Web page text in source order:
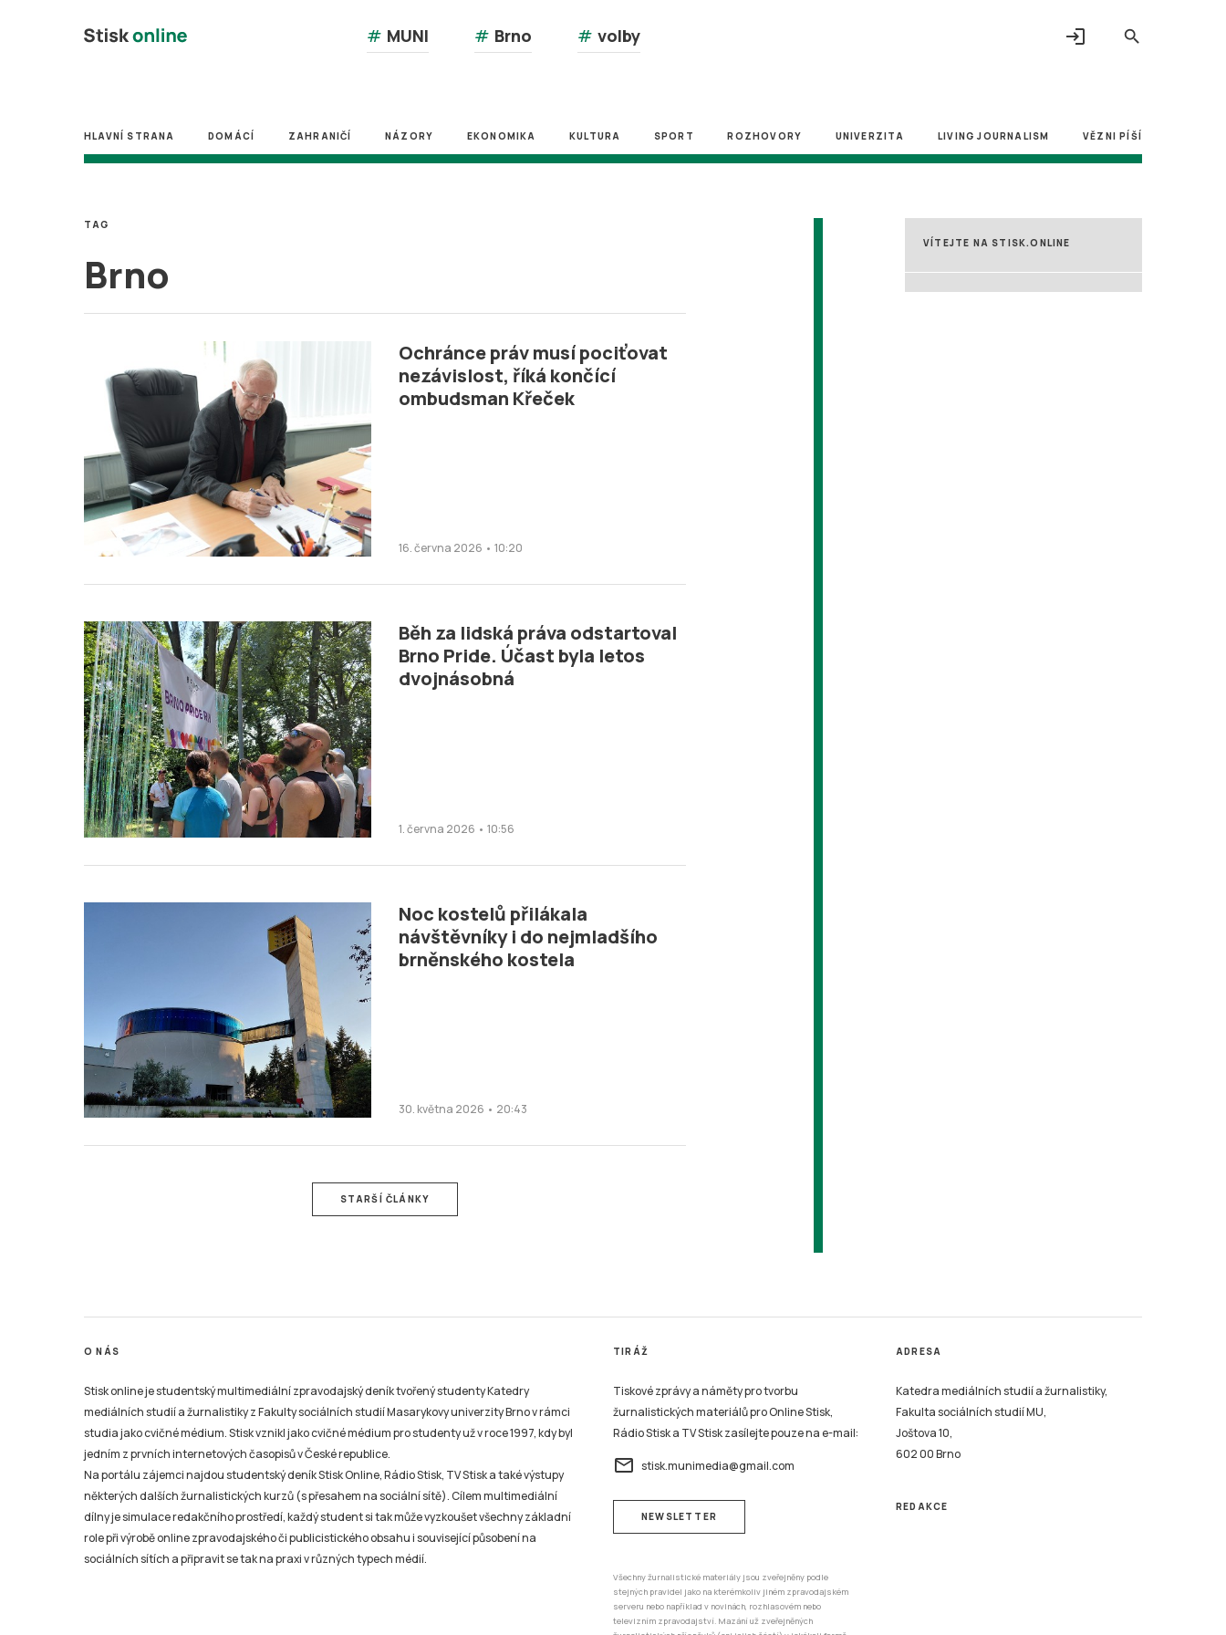
search
# MUNI # Brno # volby login
HLAVNÍ STRANA DOMÁCÍ ZAHRANIČÍ NÁZORY EKONOMIKA KULTURA SPORT ROZHOVORY UNIVERZITA LIVING JOURNALISM VĚZNI PÍŠÍ
Brno
TAG
Ochránce práv musí pociťovat
nezávislost, říká končící
ombudsman Křeček
16. června 2026 • 10:20
Běh za lidská práva odstartoval
Brno Pride. Účast byla letos
dvojnásobná
1. června 2026 • 10:56
Noc kostelů přilákala
návštěvníky i do nejmladšího
brněnského kostela
30. května 2026 • 20:43
STARŠÍ ČLÁNKY
VÍTEJTE NA STISK.ONLINE
O NÁS
Stisk online je studentský multimediální zpravodajský deník tvořený studenty Katedry
mediálních studií a žurnalistiky z Fakulty sociálních studií Masarykovy univerzity Brno v rámci
studia jako cvičné médium. Stisk vznikl jako cvičné médium pro studenty už v roce 1997, kdy byl
jedním z prvních internetových časopisů v České republice.
Na portálu zájemci najdou studentský deník Stisk Online, Rádio Stisk, TV Stisk a také výstupy
některých dalších žurnalistických kurzů (s přesahem na sociální sítě). Cílem multimediální
dílny je simulace redakčního prostředí, každý student si tak může vyzkoušet všechny základní
role při výrobě online zpravodajského či publicistického obsahu i související působení na
sociálních sítích a připravit se tak na praxi v různých typech médií.
TIRÁŽ
Tiskové zprávy a náměty pro tvorbu
žurnalistických materiálů pro Online Stisk,
Rádio Stisk a TV Stisk zasílejte pouze na e-mail:
email stisk.munimedia@gmail.com
NEWSLETTER
Všechny žurnalistické materiály jsou zveřejněny podle
stejných pravidel jako na kterémkoliv jiném zpravodajském
serveru nebo například v novinách, rozhlasovém nebo
televizním zpravodajství. Mazání už zveřejněných
ADRESA
Katedra mediálních studií a žurnalistiky,
Fakulta sociálních studií MU,
Joštova 10,
602 00 Brno
REDAKCE